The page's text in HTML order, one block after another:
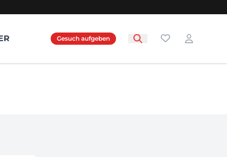
Gesuch aufgeben Favoriten
Login